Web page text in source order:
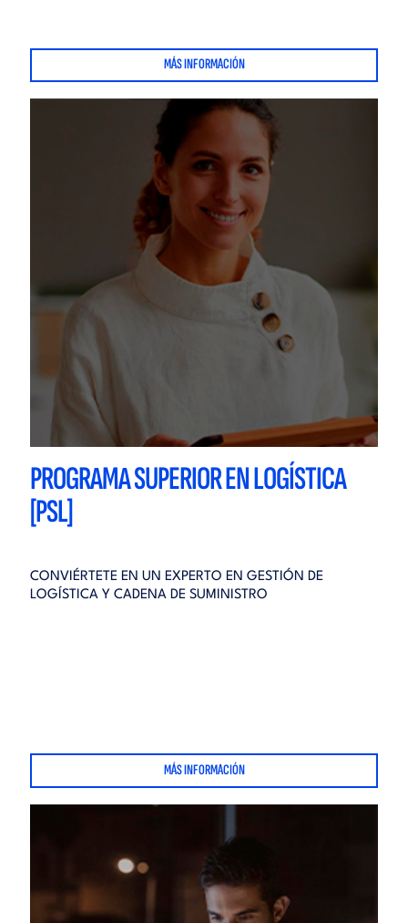
MÁS INFORMACIÓN
PROGRAMA SUPERIOR EN LOGÍSTICA
[PSL]
CONVIÉRTETE EN UN EXPERTO EN GESTIÓN DE
LOGÍSTICA Y CADENA DE SUMINISTRO
MÁS INFORMACIÓN